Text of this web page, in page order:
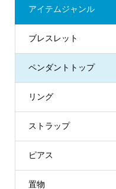
アイテムジャンル
ブレスレット
ペンダントトップ
リング
ストラップ
ピアス
置物